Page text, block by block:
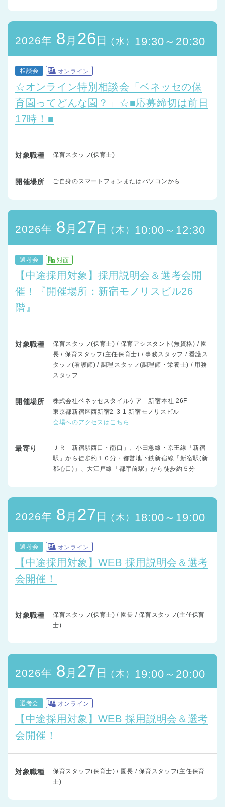
2026年 8 月 26 日 （水） 19:30～20:30
相談会 オンライン
☆オンライン特別相談会「ベネッセの保
育園ってどんな園？」☆■応募締切は前日
17時！■
対象職種 保育スタッフ(保育士)
開催場所 ご自身のスマートフォンまたはパソコンから
2026年 8 月 27 日 （木） 10:00～12:30
選考会 対面
【中途採用対象】採用説明会＆選考会開
催！『開催場所：新宿モノリスビル26
階』
対象職種
保育スタッフ(保育士) / 保育アシスタント(無資格) / 園
長 / 保育スタッフ(主任保育士) / 事務スタッフ / 看護ス
タッフ(看護師) / 調理スタッフ(調理師・栄養士) / 用務
スタッフ
開催場所
株式会社ベネッセスタイルケア 新宿本社 26F
東京都新宿区西新宿2-3-1 新宿モノリスビル
会場へのアクセスはこちら
最寄り
ＪＲ「新宿駅西口・南口」、小田急線・京王線「新宿
駅」から徒歩約１０分・都営地下鉄新宿線「新宿駅(新
都心口)」、大江戸線「都庁前駅」から徒歩約５分
2026年 8 月 27 日 （木） 18:00～19:00
選考会 オンライン
【中途採用対象】WEB 採用説明会＆選考
会開催！
対象職種
保育スタッフ(保育士) / 園長 / 保育スタッフ(主任保育
士)
2026年 8 月 27 日 （木） 19:00～20:00
選考会 オンライン
【中途採用対象】WEB 採用説明会＆選考
会開催！
対象職種
保育スタッフ(保育士) / 園長 / 保育スタッフ(主任保育
士)